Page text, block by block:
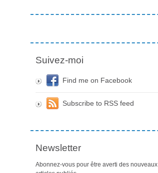
Suivez-moi
Find me on Facebook
Subscribe to RSS feed
Newsletter
Abonnez-vous pour être averti des nouveaux